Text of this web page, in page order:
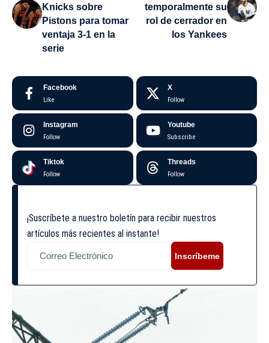
Knicks sobre
Pistons para tomar
ventaja 3-1 en la
serie
temporalmente su
rol de cerrador en
los Yankees
Facebook
Like
X
Follow
Instagram
Follow
Youtube
Subscribe
Tiktok
Follow
Threads
Follow
¡Suscríbete a nuestro boletín para recibir nuestros
artículos más recientes al instante!
Inscríbeme